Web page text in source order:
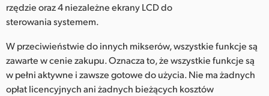
rzędzie oraz 4 niezależne ekrany LCD do
sterowania systemem.
W przeciwieństwie do innych mikserów, wszystkie funkcje są
zawarte w cenie zakupu. Oznacza to, że wszystkie funkcje są
w pełni aktywne i zawsze gotowe do użycia. Nie ma żadnych
opłat licencyjnych ani żadnych bieżących kosztów